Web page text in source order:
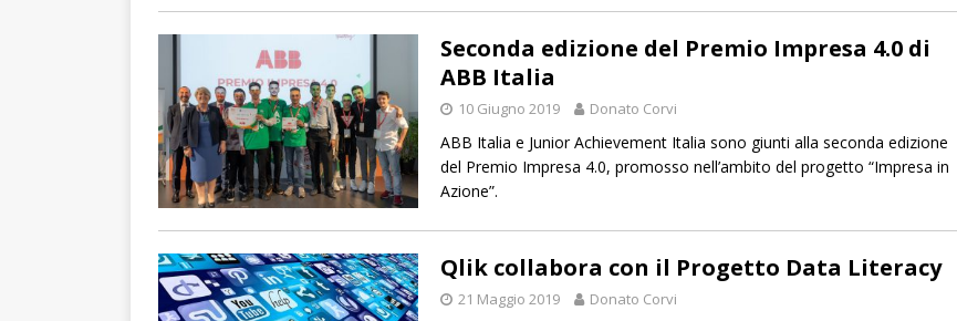
Seconda edizione del Premio Impresa 4.0 di
ABB Italia
10 Giugno 2019 Donato Corvi
ABB Italia e Junior Achievement Italia sono giunti alla seconda edizione
del Premio Impresa 4.0, promosso nell’ambito del progetto “Impresa in
Azione”.
Qlik collabora con il Progetto Data Literacy
21 Maggio 2019 Donato Corvi